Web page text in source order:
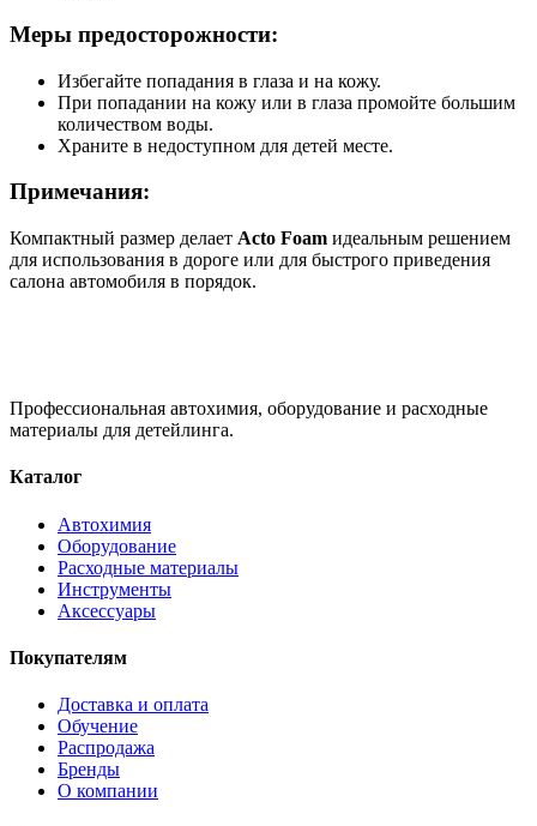
Меры предосторожности:
Избегайте попадания в глаза и на кожу.
При попадании на кожу или в глаза промойте большим
количеством воды.
Храните в недоступном для детей месте.
Примечания:
Компактный размер делает Acto Foam идеальным решением
для использования в дороге или для быстрого приведения
салона автомобиля в порядок.
Профессиональная автохимия, оборудование и расходные
материалы для детейлинга.
Каталог
Автохимия
Оборудование
Расходные материалы
Инструменты
Аксессуары
Покупателям
Доставка и оплата
Обучение
Распродажа
Бренды
О компании